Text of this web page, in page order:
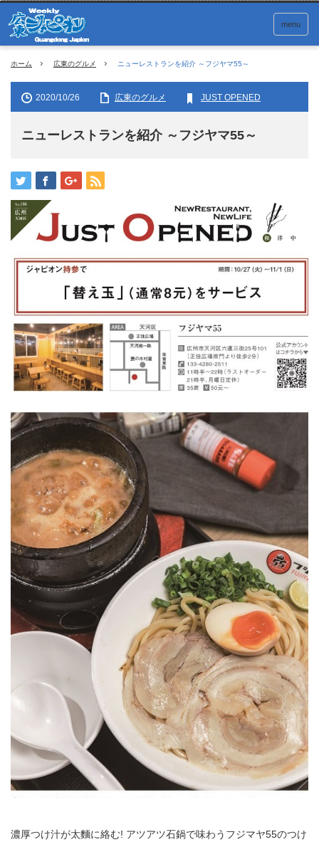
menu
ホーム 広東のグルメ ニューレストランを紹介 ～フジヤマ55～
2020/10/26 広東のグルメ JUST OPENED
ニューレストランを紹介 ～フジヤマ55～
濃厚つけ汁が太麵に絡む! アツアツ石鍋で味わうフジマヤ55のつけ